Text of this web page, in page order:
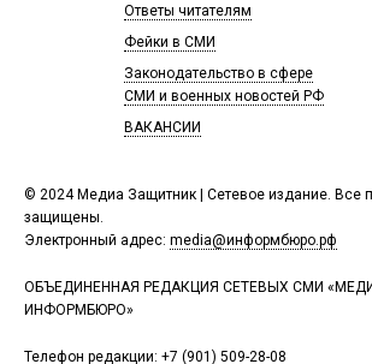
© 2024 Медиа Защитник | Сетевое издание. Все
защищены.
Электронный адрес: media@информбюро.рф
ОБЪЕДИНЕННАЯ РЕДАКЦИЯ СЕТЕВЫХ СМИ
ИНФОРМБЮРО»
Телефон редакции: +7 (901) 509-28-08
Ответы читателям
Фейки в СМИ
Законодательство в сфере
СМИ и военных новостей РФ
ВАКАНСИИ